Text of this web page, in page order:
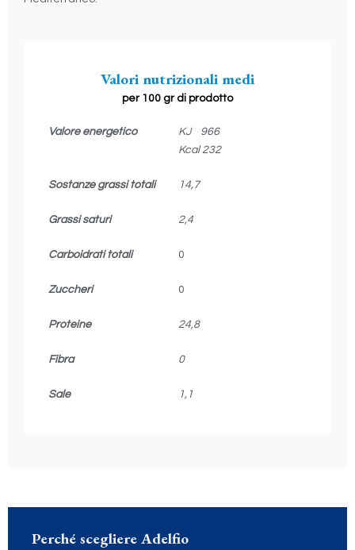
Valori nutrizionali medi
per 100 gr di prodotto
Valore energetico
KJ 966
Kcal 232
Sostanze grassi totali 14,7
Grassi saturi 2,4
Carboidrati totali 0
Zuccheri 0
Proteine 24,8
Fibra 0
Sale 1,1
Perché scegliere Adelfio